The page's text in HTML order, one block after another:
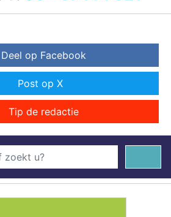
Deel op Facebook
Post op X
Tip de redactie